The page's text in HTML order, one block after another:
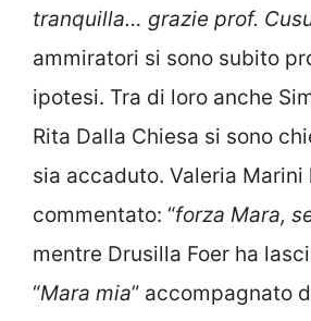
tranquilla… grazie prof.
ammiratori si sono subito
ipotesi. Tra di loro anche
Rita Dalla Chiesa si sono
sia accaduto. Valeria Marini
commentato: “forza Mara,
mentre Drusilla Foer ha
“Mara mia” accompagnato